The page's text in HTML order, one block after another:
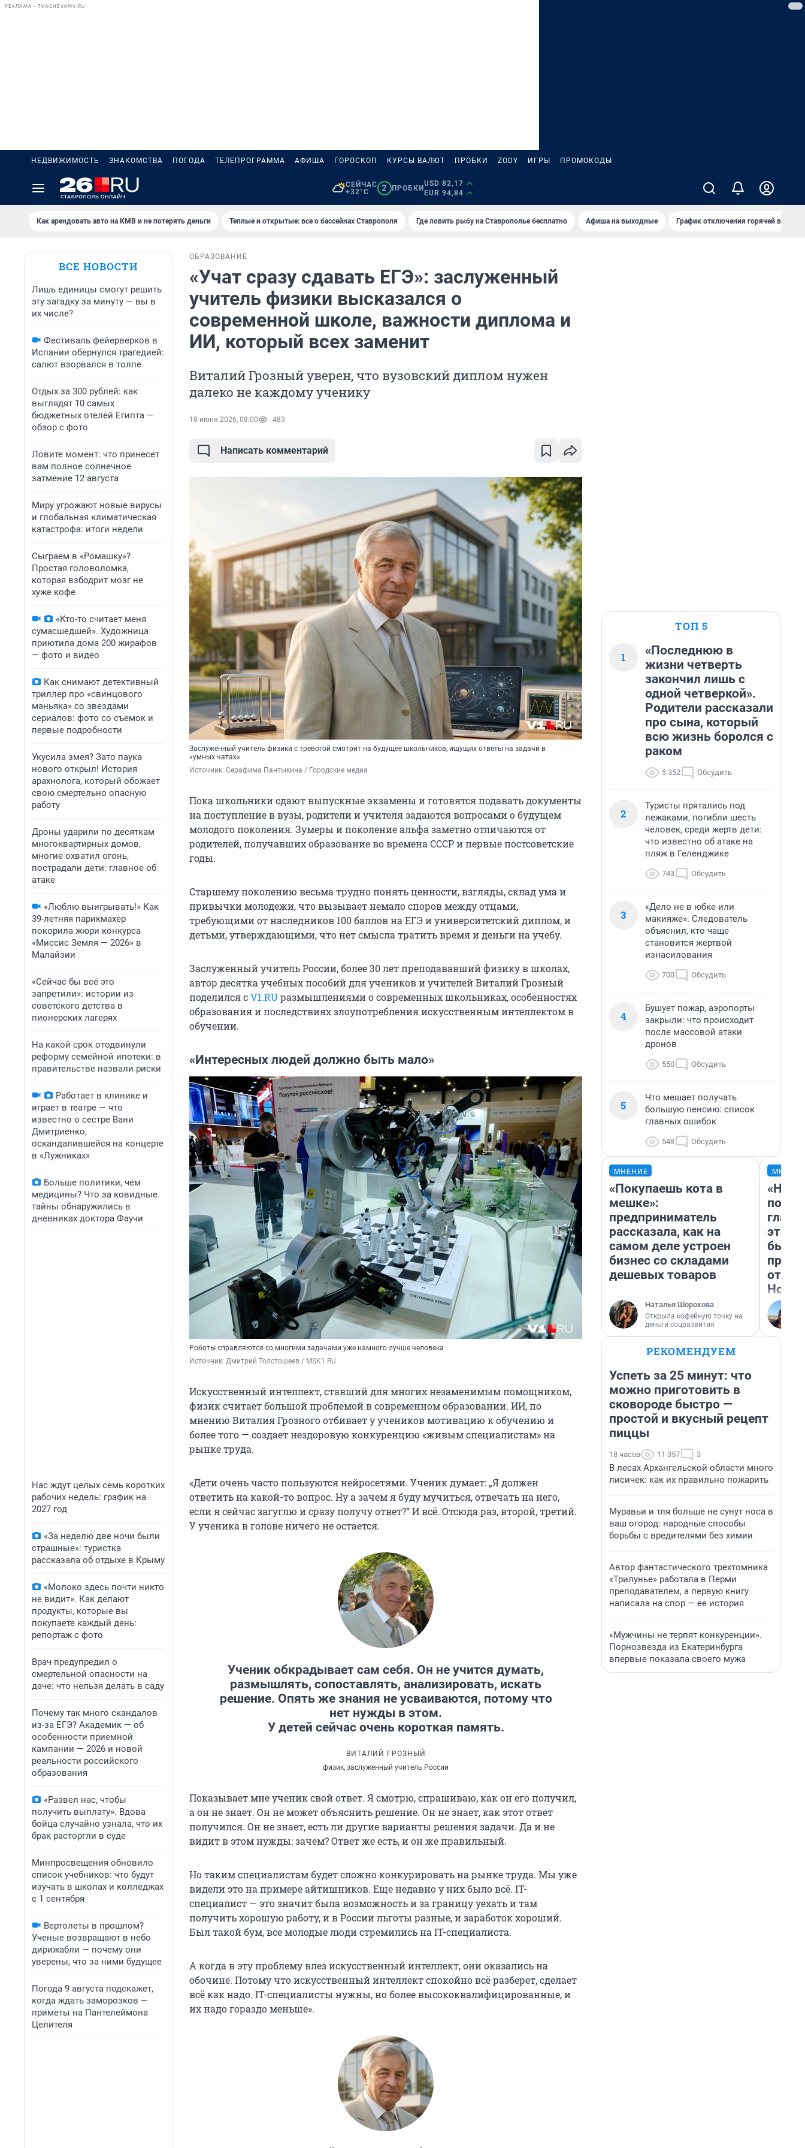
РЕКЛАМА • TKACHEVKMV.RU
НЕДВИЖИМОСТЬ ЗНАКОМСТВА ПОГОДА ТЕЛЕПРОГРАММА АФИША ГОРОСКОП КУРСЫ ВАЛЮТ ПРОБКИ ZODY ИГРЫ ПРОМОКОДЫ
СЕЙЧАС
+32°C
2 ПРОБКИ
USD 82,17
EUR 94,84
Как арендовать авто на КМВ и не потерять деньги Теплые и открытые: все о бассейнах Ставрополя Где ловить рыбу на Ставрополье бесплатно Афиша на выходные График отключения горячей воды в
ВСЕ НОВОСТИ
Лишь единицы смогут решить
эту загадку за минуту — вы в
их числе?
Фестиваль фейерверков в
Испании обернулся трагедией:
салют взорвался в толпе
Отдых за 300 рублей: как
выглядят 10 самых
бюджетных отелей Египта —
обзор с фото
Ловите момент: что принесет
вам полное солнечное
затмение 12 августа
Миру угрожают новые вирусы
и глобальная климатическая
катастрофа: итоги недели
Сыграем в «Ромашку»?
Простая головоломка,
которая взбодрит мозг не
хуже кофе
«Кто-то считает меня
сумасшедшей». Художница
приютила дома 200 жирафов
— фото и видео
Как снимают детективный
триллер про «свинцового
маньяка» со звездами
сериалов: фото со съемок и
первые подробности
Укусила змея? Зато паука
нового открыл! История
арахнолога, который обожает
свою смертельно опасную
работу
Дроны ударили по десяткам
многоквартирных домов,
многие охватил огонь,
пострадали дети: главное об
атаке
«Люблю выигрывать!» Как
39-летняя парикмахер
покорила жюри конкурса
«Миссис Земля — 2026» в
Малайзии
«Сейчас бы всё это
запретили»: истории из
советского детства в
пионерских лагерях
На какой срок отодвинули
реформу семейной ипотеки: в
правительстве назвали риски
Работает в клинике и
играет в театре — что
известно о сестре Вани
Дмитриенко,
оскандалившейся на концерте
в «Лужниках»
Больше политики, чем
медицины? Что за ковидные
тайны обнаружились в
дневниках доктора Фаучи
Нас ждут целых семь коротких
рабочих недель: график на
2027 год
«За неделю две ночи были
страшные»: туристка
рассказала об отдыхе в Крыму
«Молоко здесь почти никто
не видит». Как делают
продукты, которые вы
покупаете каждый день:
репортаж с фото
Врач предупредил о
смертельной опасности на
даче: что нельзя делать в саду
Почему так много скандалов
из-за ЕГЭ? Академик — об
особенности приемной
кампании — 2026 и новой
реальности российского
образования
«Развел нас, чтобы
получить выплату». Вдова
бойца случайно узнала, что их
брак расторгли в суде
Минпросвещения обновило
список учебников: что будут
изучать в школах и колледжах
с 1 сентября
Вертолеты в прошлом?
Ученые возвращают в небо
дирижабли — почему они
уверены, что за ними будущее
Погода 9 августа подскажет,
когда ждать заморозков —
приметы на Пантелеймона
Целителя
ОБРАЗОВАНИЕ
«Учат сразу сдавать ЕГЭ»: заслуженный
учитель физики высказался о
современной школе, важности диплома и
ИИ, который всех заменит
Виталий Грозный уверен, что вузовский диплом нужен
далеко не каждому ученику
18 июня 2026, 08:00 483
Написать комментарий
Заслуженный учитель физики с тревогой смотрит на будущее школьников, ищущих ответы на задачи в
«умных чатах»
Источник: Серафима Пантыкина / Городские медиа
Пока школьники сдают выпускные экзамены и готовятся подавать документы
на поступление в вузы, родители и учителя задаются вопросами о будущем
молодого поколения. Зумеры и поколение альфа заметно отличаются от
родителей, получавших образование во времена СССР и первые постсоветские
годы.
Старшему поколению весьма трудно понять ценности, взгляды, склад ума и
привычки молодежи, что вызывает немало споров между отцами,
требующими от наследников 100 баллов на ЕГЭ и университетский диплом, и
детьми, утверждающими, что нет смысла тратить время и деньги на учебу.
Заслуженный учитель России, более 30 лет преподававший физику в школах,
автор десятка учебных пособий для учеников и учителей Виталий Грозный
поделился cV1.RUразмышлениями о современных школьниках, особенностях
образования и последствиях злоупотребления искусственным интеллектом в
обучении.
«Интересных людей должно быть мало»
Роботы справляются со многими задачами уже намного лучше человека
Источник: Дмитрий Толстошеев / MSK1.RU
Искусственный интеллект, ставший для многих незаменимым помощником,
физик считает большой проблемой в современном образовании. ИИ, по
мнению Виталия Грозного отбивает у учеников мотивацию к обучению и
более того — создает нездоровую конкуренцию «живым специалистам» на
рынке труда.
«Дети очень часто пользуются нейросетями. Ученик думает: „Я должен
ответить на какой-то вопрос. Ну а зачем я буду мучиться, отвечать на него,
если я сейчас загуглю и сразу получу ответ?“ И всё. Отсюда раз, второй, третий.
У ученика в голове ничего не остается.
Ученик обкрадывает сам себя. Он не учится думать,
размышлять, сопоставлять, анализировать, искать
решение. Опять же знания не усваиваются, потому что
нет нужды в этом.
У детей сейчас очень короткая память.
ВИТАЛИЙ ГРОЗНЫЙ
физик, заслуженный учитель России
Показывает мне ученик свой ответ. Я смотрю, спрашиваю, как он его получил,
а он не знает. Он не может объяснить решение. Он не знает, как этот ответ
получился. Он не знает, есть ли другие варианты решения задачи. Да и не
видит в этом нужды: зачем? Ответ же есть, и он же правильный.
Но таким специалистам будет сложно конкурировать на рынке труда. Мы уже
видели это на примере айтишников. Еще недавно у них было всё. IT-
специалист — это значит была возможность и за границу уехать и там
получить хорошую работу, и в России льготы разные, и заработок хороший.
Был такой бум, все молодые люди стремились на IT-специалиста.
А когда в эту проблему влез искусственный интеллект, они оказались на
обочине. Потому что искусственный интеллект спокойно всё разберет, сделает
всё как надо. IT-специалисты нужны, но более высококвалифицированные, и
их надо гораздо меньше».
ТОП 5
1
«Последнюю в
жизни четверть
закончил лишь с
одной четверкой».
Родители рассказали
про сына, который
всю жизнь боролся с
раком
5 352 Обсудить
2
Туристы прятались под
лежаками, погибли шесть
человек, среди жертв дети:
что известно об атаке на
пляж в Геленджике
743 Обсудить
3
«Дело не в юбке или
макияже». Следователь
объяснил, кто чаще
становится жертвой
изнасилования
700 Обсудить
4
Бушует пожар, аэропорты
закрыли: что происходит
после массовой атаки
дронов
550 Обсудить
5
Что мешает получать
большую пенсию: список
главных ошибок
548 Обсудить
МНЕНИЕ
«Покупаешь кота в
мешке»:
предприниматель
рассказала, как на
самом деле устроен
бизнес со складами
дешевых товаров
Наталья Шорохова
Открыла кофейную точку на
деньги соцразвития
этого
бьет
РЕКОМЕНДУЕМ
Успеть за 25 минут: что
можно приготовить в
сковороде быстро —
простой и вкусный рецепт
пиццы
18 часов 11 357 3
В лесах Архангельской области много
лисичек: как их правильно пожарить
Муравьи и тля больше не сунут носа в
ваш огород: народные способы
борьбы с вредителями без химии
Автор фантастического трехтомника
«Трилунье» работала в Перми
преподавателем, а первую книгу
написала на спор — ее история
«Мужчины не терпят конкуренции».
Порнозвезда из Екатеринбурга
впервые показала своего мужа